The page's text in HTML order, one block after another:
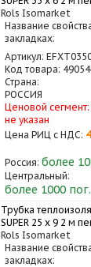
Rols Isomarket
Название
закладках:
Артикул:
Код товара:
Страна:
РОССИЯ
Ценовой сегмент:
не указан
Цена РИЦ с НДС:
Россия: более
Центральный:
более 1000
Трубка
SUPER 25 x 9 2 м
Rols Isomarket
Название
закладках: